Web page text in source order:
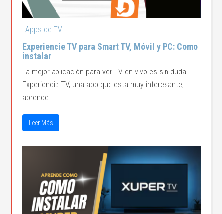
Apps de TV
Experiencie TV para Smart TV, Móvil y PC: Como
instalar
La mejor aplicación para ver TV en vivo es sin duda
Experiencie TV, una app que esta muy interesante,
aprende ...
Leer Más